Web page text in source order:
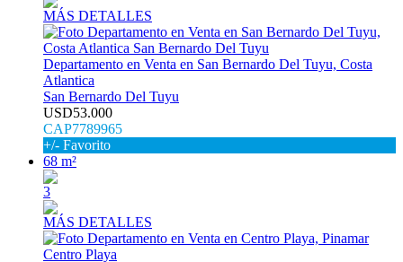
MÁS DETALLES
Departamento en Venta en San Bernardo Del Tuyu, Costa
Atlantica
San Bernardo Del Tuyu
USD53.000
CAP7789965
+/- Favorito
68 m²
3
MÁS DETALLES